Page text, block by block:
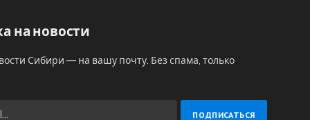
на новости
Сибири — на вашу почту. Без спама, только